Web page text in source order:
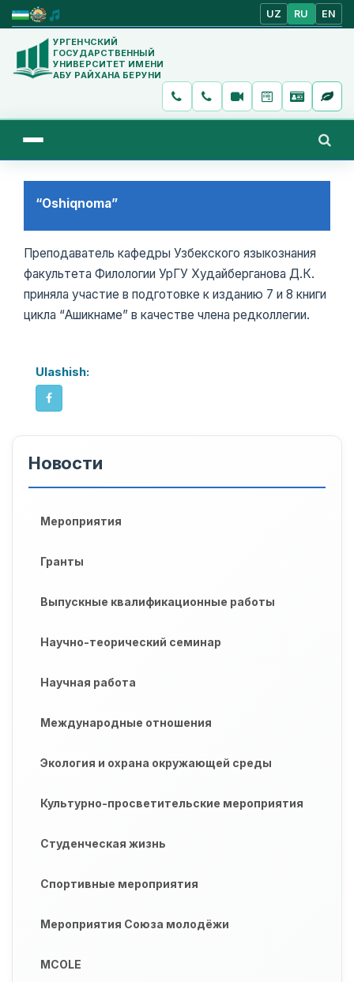
UZ RU EN
УРГЕНЧСКИЙ
ГОСУДАРСТВЕННЫЙ
УНИВЕРСИТЕТ ИМЕНИ
АБУ РАЙХАНА БЕРУНИ
“Oshiqnoma”
Преподаватель кафедры Узбекского языкознания
факультета Филологии УрГУ Худайберганова Д.К.
приняла участие в подготовке к изданию 7 и 8 книги
цикла “Ашикнаме” в качестве члена редколлегии.
Ulashish:
Новости
Мероприятия
Гранты
Выпускные квалификационные работы
Научно-теорический семинар
Научная работа
Международные отношения
Экология и охрана окружающей среды
Культурно-просветительские мероприятия
Студенческая жизнь
Спортивные мероприятия
Мероприятия Союза молодёжи
MCOLE